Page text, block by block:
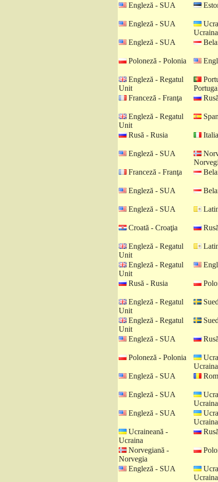
Engleză - SUA
Engleză - SUA
Ucraina
Engleză - SUA
Poloneză - Polonia
Engleză - Regatul
Unit
Franceză - Franţa
Engleză - Regatul
Unit
Rusă - Rusia
Engleză - SUA
Franceză - Franţa
Engleză - SUA
Engleză - SUA
Croată - Croaţia
Engleză - Regatul
Unit
Engleză - Regatul
Unit
Rusă - Rusia
Engleză - Regatul
Unit
Engleză - Regatul
Unit
Engleză - SUA
Poloneză - Polonia
Ucraina
Engleză - SUA
Engleză - SUA
Ucraina
Engleză - SUA
Ucraina
Ucraineană -
Ucraina
Norvegiană -
Norvegia
Engleză - SUA
Ucraina